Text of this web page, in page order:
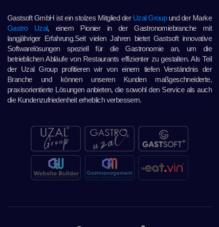
Gastsoft GmbH ist ein stolzes Mitglied der Uzal Groupund der Marke
Gastro Uzal, einem Pionier in der Gastronomiebranche mit
langjähriger Erfahrung.Seit vielen Jahren bietet Gastsoft innovative
Softwarelösungen speziell für die Gastronomie an, um die
betrieblichen Abläufe von Restaurants effizienter zu gestalten. Als Teil
der Uzal Group profitieren wir von einem tiefen Verständnis der
Branche und können unseren Kunden maßgeschneiderte,
praxisorientierte Lösungen anbieten, die sowohl den Service als auch
die Kundenzufriedenheit erheblich verbessern.